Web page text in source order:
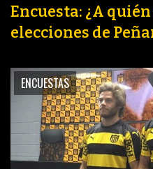
Encuesta: ¿A
elecciones de
ENCUESTAS